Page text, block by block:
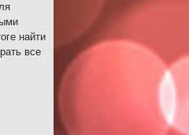
найти
все